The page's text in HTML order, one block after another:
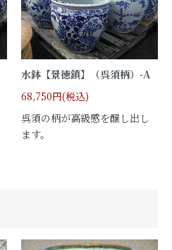
水鉢【景徳鎮】（呉須柄）-A
68,750円(税込)
呉須の柄が高級感を醸し出し
ます。